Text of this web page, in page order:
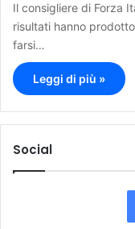
Il consigliere di Forza
risultati hanno
farsi…
Leggi di più »
Social